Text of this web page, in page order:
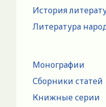
История
Литература
Монографии
Сборники статей
Книжные серии